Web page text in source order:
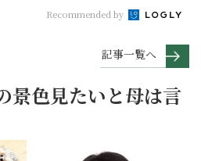
Recommended by
記事一覧へ
景色見たいと母は言